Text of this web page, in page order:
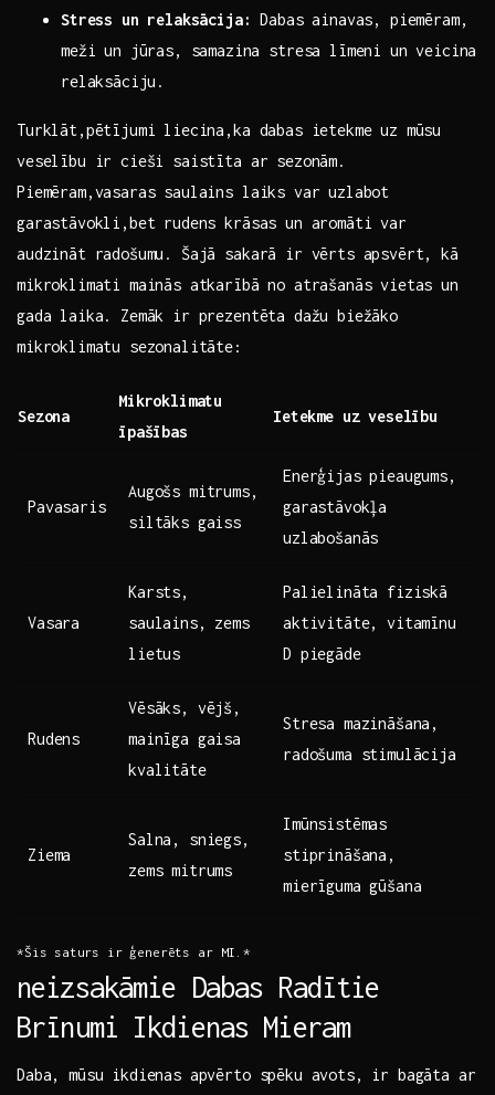
Stress un relaksācija: Dabas ainavas, piemēram,
meži un jūras, ‌samazina stresa līmeni un veicina
relaksāciju.
Turklāt,pētījumi liecina,ka dabas ietekme uz mūsu⁢
veselību ir cieši saistīta ar sezonām. ​
Piemēram,vasaras saulains laiks var uzlabot
garastāvokli,bet rudens krāsas un aromāti var
audzināt radošumu. Šajā sakarā ir vērts apsvērt, kā
mikroklimati mainās atkarībā no atrašanās vietas un
gada laika. Zemāk ir‍ prezentēta dažu biežāko
mikroklimatu sezonalitāte:
Sezona
Mikroklimatu
īpašības
Ietekme uz veselību
Pavasaris
Augošs mitrums,
siltāks gaiss
Enerģijas pieaugums,
‍garastāvokļa
uzlabošanās
Vasara
Karsts,
saulains, zems
lietus
Palielināta ‍fiziskā
aktivitāte, vitamīnu
D ‍piegāde
Rudens
Vēsāks, vējš,
mainīga gaisa
kvalitāte
Stresa mazināšana,
radošuma stimulācija
Ziema
Salna, sniegs,
zems mitrums
Imūnsistēmas
stiprināšana,
mierīguma gūšana
*Šis⁢ saturs ir ģenerēts ar MI.*
neizsakāmie Dabas Radītie
Brīnumi Ikdienas Mieram
Daba, mūsu ikdienas apvērto spēku avots, ir bagāta ar